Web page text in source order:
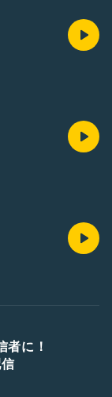
者に！